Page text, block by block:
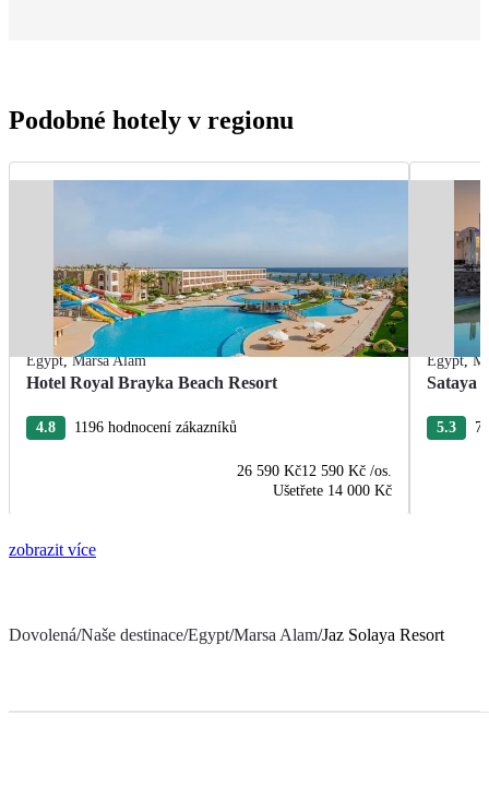
Podobné hotely v regionu
Egypt,Marsa Alam
Hotel Royal Brayka Beach Resort
4.8 1196 hodnocení zákazníků
26 590 Kč12 590 Kč /os.
Ušetřete 14 000 Kč
Egypt,
Sataya
5.3
zobrazit více
Dovolená/Naše destinace/Egypt/Marsa Alam/Jaz Solaya Resort